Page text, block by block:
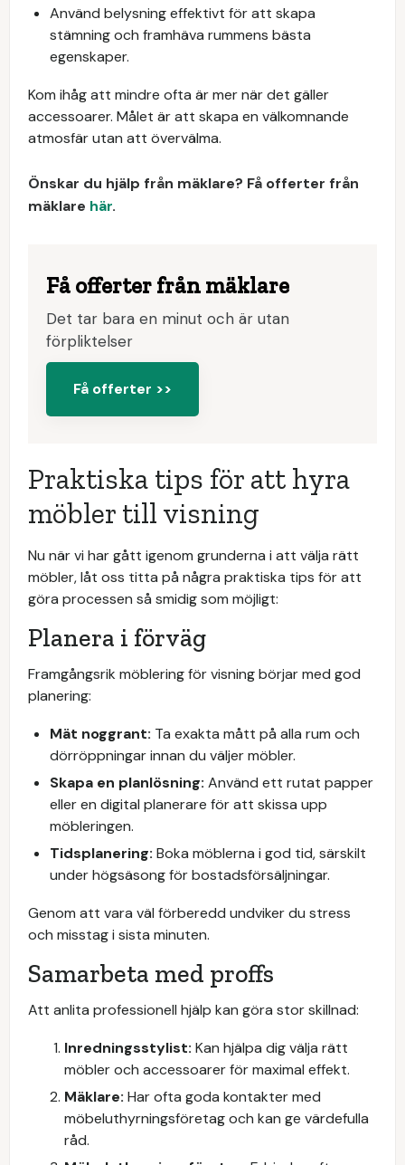
Använd belysning effektivt för att skapa
stämning och framhäva rummens bästa
egenskaper.
Kom ihåg att mindre ofta är mer när det gäller
accessoarer. Målet är att skapa en välkomnande
atmosfär utan att övervälma.
Önskar du hjälp från mäklare? Få offerter från
mäklare här.
Få offerter från mäklare
Det tar bara en minut och är utan
förpliktelser
Få offerter >>
Praktiska tips för att hyra
möbler till visning
Nu när vi har gått igenom grunderna i att välja rätt
möbler, låt oss titta på några praktiska tips för att
göra processen så smidig som möjligt:
Planera i förväg
Framgångsrik möblering för visning börjar med god
planering:
Mät noggrant: Ta exakta mått på alla rum och
dörröppningar innan du väljer möbler.
Skapa en planlösning: Använd ett rutat papper
eller en digital planerare för att skissa upp
möbleringen.
Tidsplanering: Boka möblerna i god tid, särskilt
under högsäsong för bostadsförsäljningar.
Genom att vara väl förberedd undviker du stress
och misstag i sista minuten.
Samarbeta med proffs
Att anlita professionell hjälp kan göra stor skillnad:
Inredningsstylist: Kan hjälpa dig välja rätt
möbler och accessoarer för maximal effekt.
Mäklare: Har ofta goda kontakter med
möbeluthyrningsföretag och kan ge värdefulla
råd.